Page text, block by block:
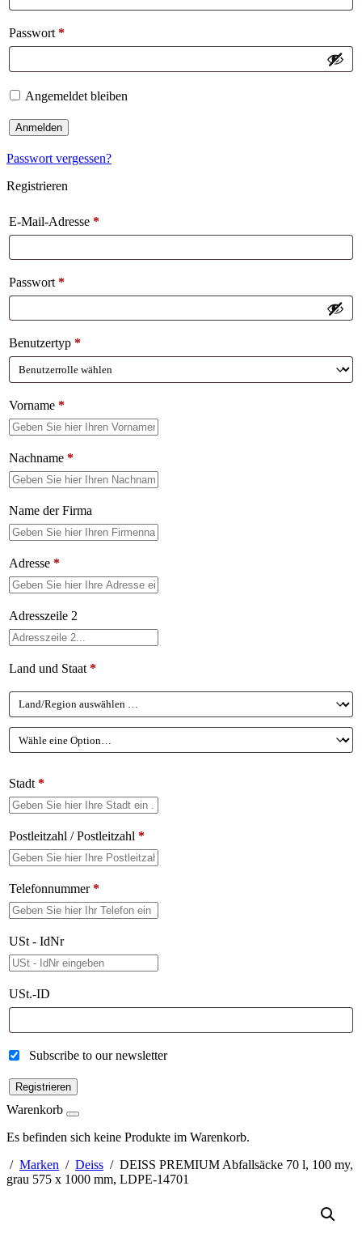
Passwort *
Angemeldet bleiben
Anmelden
Passwort vergessen?
Registrieren
E-Mail-Adresse *
Passwort *
Benutzertyp *
Vorname *
Nachname *
Name der Firma
Adresse *
Adresszeile 2
Land und Staat *
Stadt *
Postleitzahl / Postleitzahl *
Telefonnummer*
USt - IdNr
USt.-ID
Subscribe to our newsletter
Registrieren
Warenkorb
Es befinden sich keine Produkte im Warenkorb.
/ Marken / Deiss / DEISS PREMIUM Abfallsäcke 70 l, 100 my,
grau 575 x 1000 mm, LDPE-14701